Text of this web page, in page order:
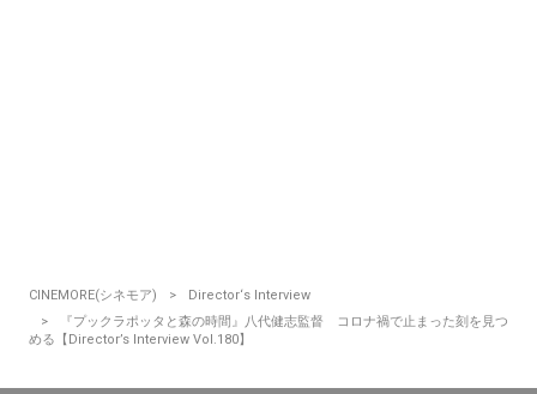
CINEMORE(シネモア)
Director‘s Interview
『プックラポッタと森の時間』八代健志監督 コロナ禍で止まった刻を見つ
める【Director’s Interview Vol.180】